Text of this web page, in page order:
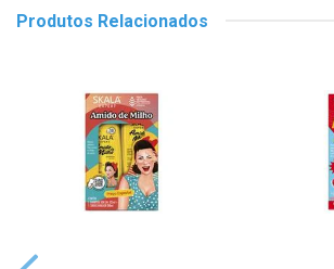
Produtos Relacionados